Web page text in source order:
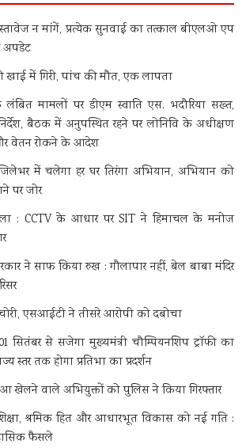
न मांगें, प्रत्येक सुनवाई का तत्काल बीएलओ एप
खाई में गिरी, पांच की मौत, एक लापता
मामलों पर डीएम स्वाति एस. भदौरिया सख्त,
बैठक में अनुपस्थित रहने पर लोनिवि के अधीक्षण
वेतन रोकने के आदेश
में चलेगा हर घर तिरंगा अभियान, अभियान को
पर जोर
: CCTV के आधार पर SIT ने हिमाचल के मनोज
ने साफ किया रुख : गौलापार नहीं, बेल बाबा मंदिर
एसआईटी ने तीसरे आरोपी को दबोचा
से सजेगा मुख्यमंत्री चौम्पियनशिप ट्रॉफी का
स्तर तक होगा प्रतिभा का प्रदर्शन
खेलने वाले अभियुक्तों को पुलिस ने किया गिरफ्तार
श्रमिक हित और आधारभूत विकास को नई गति :
फैसले